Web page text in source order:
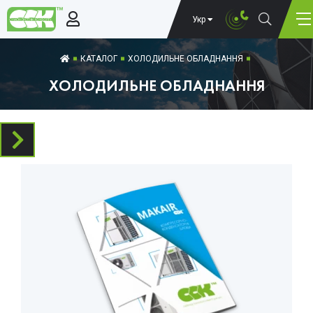
Укр
КАТАЛОГ ХОЛОДИЛЬНЕ ОБЛАДНАННЯ
ХОЛОДИЛЬНЕ ОБЛАДНАННЯ